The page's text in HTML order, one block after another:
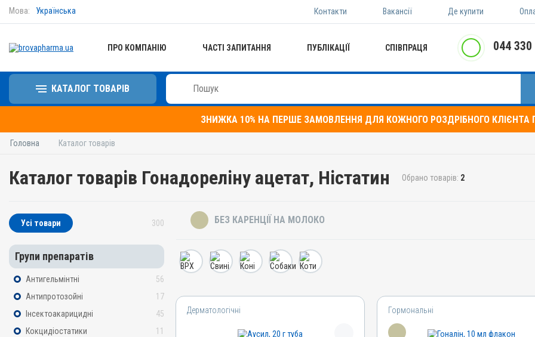
Мова: Українська Контакти Вакансії Де купити
ПРО КОМПАНІЮ ЧАСТІ ЗАПИТАННЯ ПУБЛІКАЦІЇ СПІВПРАЦЯ 044
КАТАЛОГ ТОВАРІВ
ЗНИЖКА 10% НА ПЕРШЕ ЗАМОВЛЕННЯ ДЛЯ КОЖНОГО РОЗДРІБНОГО КЛІЄНТА
Головна Каталог товарів
Каталог товарів Гонадореліну ацетат, Ністатин Обрано товарів: 2
Усі товари 300
Групи препаратів
Антигельмінтні
56
Антипротозойні
17
Інсектоакарицидні
45
Кокцидіостатики
11
БЕЗ КАРЕНЦІЇ НА МОЛОКО
Дерматологічні Гормональні